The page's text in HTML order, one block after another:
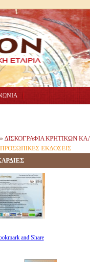
» ΔΙΣΚΟΓΡΑΦΙΑ ΚΡΗΤΙΚΩΝ
ΠΡΟΣΩΠΙΚΕΣ ΕΚΔΟΣΕΙΣ